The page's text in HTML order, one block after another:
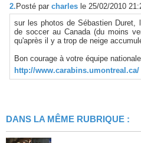
2. Posté par charles le 25/02/2010
sur les photos de Sébastien Duret,
de soccer au Canada (du moins
qu'après il y a trop de neige
Bon courage à votre équipe
http://www.carabins.umontreal.ca/
DANS LA MÊME RUBRIQUE :